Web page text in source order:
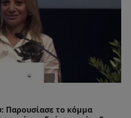
Παρουσίασε το κόμμα